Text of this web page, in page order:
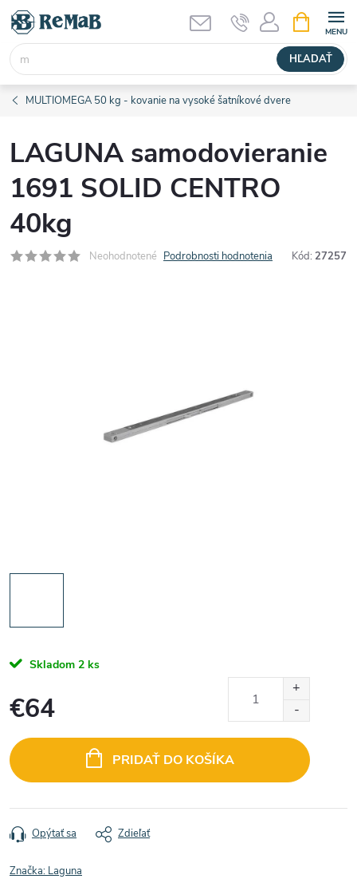
Prejsť
obsah
HĽADAŤ
KOŠÍK
MULTIOMEGA 50 kg - kovanie na vysoké šatníkové dvere
LAGUNA samodovieranie
1691 SOLID CENTRO
40kg
Neohodnotené Podrobnosti hodnotenia Kód: 27257
Skladom 2 ks
€64
cena:
PRIDAŤ DO KOŠÍKA
Opýtať sa Zdieľať
Značka: Laguna